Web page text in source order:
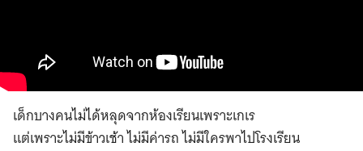
เด็กบางคนไม่ได้หลุดจากห้องเรียนเพราะเกเร
แต่เพราะไม่มีข้าวเช้า ไม่มีค่ารถ ไม่มีใครพาไปโรงเรียน